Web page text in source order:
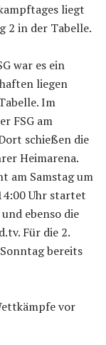
liegt
2 in der Tabelle.
war es ein
liegen
Im
FSG am
schießen die
Heimarena.
am Samstag um
Uhr startet
ebenso die
Für die 2.
bereits
vor